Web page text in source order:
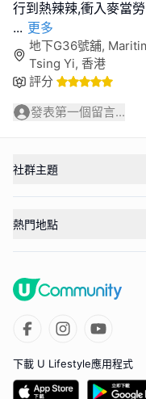
... 更多
地下G36號舖,
Tsing Yi, 香港
評分
發表第一個留言...
社群主題
熱門地點
下載 U Lifestyle應用程式